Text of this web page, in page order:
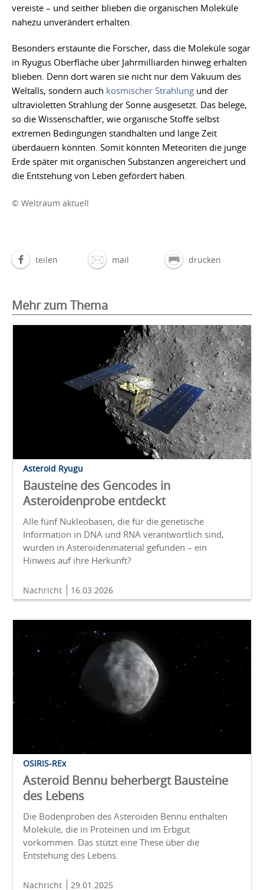
vereiste – und seither blieben die organischen Moleküle
nahezu unverändert erhalten.
Besonders erstaunte die Forscher, dass die Moleküle sogar
in Ryugus Oberfläche über Jahrmilliarden hinweg erhalten
blieben. Denn dort waren sie nicht nur dem Vakuum des
Weltalls, sondern auch kosmischer Strahlung und der
ultravioletten Strahlung der Sonne ausgesetzt. Das belege,
so die Wissenschaftler, wie organische Stoffe selbst
extremen Bedingungen standhalten und lange Zeit
überdauern könnten. Somit könnten Meteoriten die junge
Erde später mit organischen Substanzen angereichert und
die Entstehung von Leben gefördert haben.
© Weltraum aktuell
teilen mail drucken
Mehr zum Thema
Asteroid Ryugu
Bausteine des Gencodes in
Asteroidenprobe entdeckt
Alle fünf Nukleobasen, die für die genetische
Information in DNA und RNA verantwortlich sind,
wurden in Asteroidenmaterial gefunden – ein
Hinweis auf ihre Herkunft?
Nachricht 16.03.2026
OSIRIS-REx
Asteroid Bennu beherbergt Bausteine
des Lebens
Die Bodenproben des Asteroiden Bennu enthalten
Moleküle, die in Proteinen und im Erbgut
vorkommen. Das stützt eine These über die
Entstehung des Lebens.
Nachricht 29.01.2025